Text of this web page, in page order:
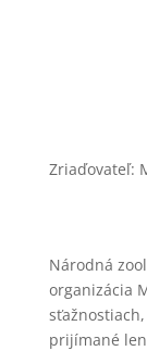
Zriaďovateľ:
Národná
organizácia
prijímané